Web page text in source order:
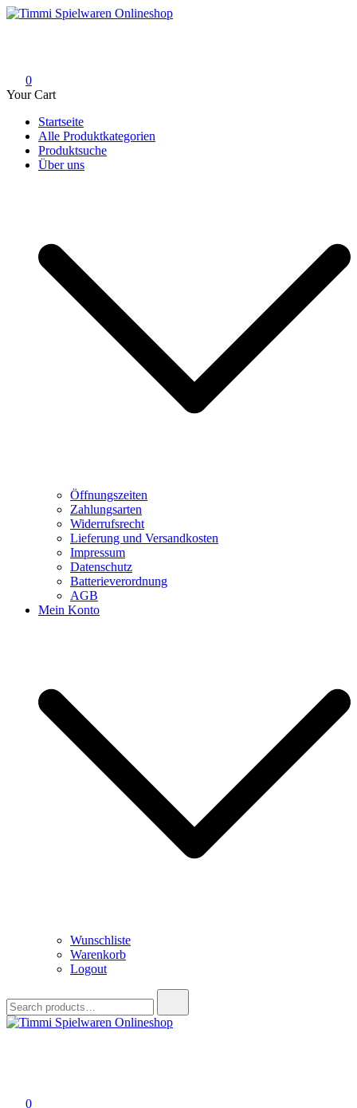
Skip
0
Your Cart
Startseite
Alle Produktkategorien
Produktsuche
Über uns
Öffnungszeiten
Zahlungsarten
Widerrufsrecht
Lieferung und Versandkosten
Impressum
Datenschutz
Batterieverordnung
AGB
Mein Konto
Wunschliste
Warenkorb
Logout
for:
0